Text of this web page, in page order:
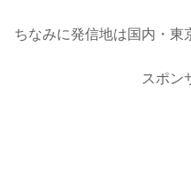
ちなみに発信地は国内・東
スポン